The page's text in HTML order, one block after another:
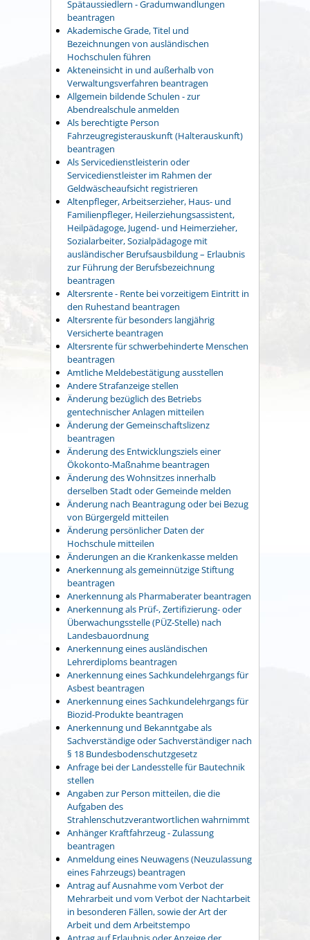
Spätaussiedlern - Gradumwandlungen
beantragen
Akademische Grade, Titel und
Bezeichnungen von ausländischen
Hochschulen führen
Akteneinsicht in und außerhalb von
Verwaltungsverfahren beantragen
Allgemein bildende Schulen - zur
Abendrealschule anmelden
Als berechtigte Person
Fahrzeugregisterauskunft (Halterauskunft)
beantragen
Als Servicedienstleisterin oder
Servicedienstleister im Rahmen der
Geldwäscheaufsicht registrieren
Altenpfleger, Arbeitserzieher, Haus- und
Familienpfleger, Heilerziehungsassistent,
Heilpädagoge, Jugend- und Heimerzieher,
Sozialarbeiter, Sozialpädagoge mit
ausländischer Berufsausbildung – Erlaubnis
zur Führung der Berufsbezeichnung
beantragen
Altersrente - Rente bei vorzeitigem Eintritt in
den Ruhestand beantragen
Altersrente für besonders langjährig
Versicherte beantragen
Altersrente für schwerbehinderte Menschen
beantragen
Amtliche Meldebestätigung ausstellen
Andere Strafanzeige stellen
Änderung bezüglich des Betriebs
gentechnischer Anlagen mitteilen
Änderung der Gemeinschaftslizenz
beantragen
Änderung des Entwicklungsziels einer
Ökokonto-Maßnahme beantragen
Änderung des Wohnsitzes innerhalb
derselben Stadt oder Gemeinde melden
Änderung nach Beantragung oder bei Bezug
von Bürgergeld mitteilen
Änderung persönlicher Daten der
Hochschule mitteilen
Änderungen an die Krankenkasse melden
Anerkennung als gemeinnützige Stiftung
beantragen
Anerkennung als Pharmaberater beantragen
Anerkennung als Prüf-, Zertifizierung- oder
Überwachungsstelle (PÜZ-Stelle) nach
Landesbauordnung
Anerkennung eines ausländischen
Lehrerdiploms beantragen
Anerkennung eines Sachkundelehrgangs für
Asbest beantragen
Anerkennung eines Sachkundelehrgangs für
Biozid-Produkte beantragen
Anerkennung und Bekanntgabe als
Sachverständige oder Sachverständiger nach
§ 18 Bundesbodenschutzgesetz
Anfrage bei der Landesstelle für Bautechnik
stellen
Angaben zur Person mitteilen, die die
Aufgaben des
Strahlenschutzverantwortlichen wahrnimmt
Anhänger Kraftfahrzeug - Zulassung
beantragen
Anmeldung eines Neuwagens (Neuzulassung
eines Fahrzeugs) beantragen
Antrag auf Ausnahme vom Verbot der
Mehrarbeit und vom Verbot der Nachtarbeit
in besonderen Fällen, sowie der Art der
Arbeit und dem Arbeitstempo